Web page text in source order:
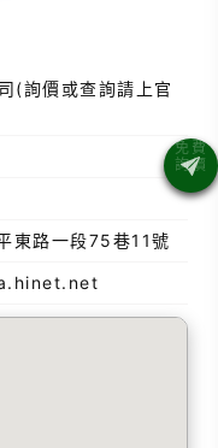
(詢價或查詢請上官
東路一段75巷11號